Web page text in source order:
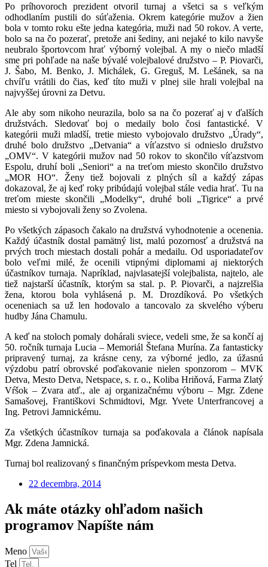
Po príhovoroch prezident otvoril turnaj a všetci sa s veľkým
odhodlaním pustili do súťaženia. Okrem kategórie mužov a žien
bola v tomto roku ešte jedna kategória, muži nad 50 rokov. A verte,
bolo sa na čo pozerať, pretože ani šediny, ani nejaké to kilo navyše
neubralo športovcom hrať výborný volejbal. A my o niečo mladší
sme pri pohľade na naše bývalé volejbalové družstvo – P. Piovarči,
J. Šabo, M. Benko, J. Michálek, G. Greguš, M. Lešánek, sa na
chvíľu vrátili do čias, keď títo muži v plnej sile hrali volejbal na
najvyššej úrovni za Detvu.
Ale aby som nikoho neurazila, bolo sa na čo pozerať aj v ďalších
družstvách. Sledovať boj o medaily bolo čosi fantastické. V
kategórii muži mladší, tretie miesto vybojovalo družstvo „Úrady“,
druhé bolo družstvo „Detvania“ a víťazstvo si odnieslo družstvo
„OMV“. V kategórii mužov nad 50 rokov to skončilo víťazstvom
Espolu, druhí boli „Seniori“ a na treťom miesto skončilo družstvo
„MOR HO“. Ženy tiež bojovali z plných síl a každý zápas
dokazoval, že aj keď roky pribúdajú volejbal stále vedia hrať. Tu na
treťom mieste skončili „Modelky“, druhé boli „Tigrice“ a prvé
miesto si vybojovali ženy so Zvolena.
Po všetkých zápasoch čakalo na družstvá vyhodnotenie a ocenenia.
Každý účastník dostal pamätný list, malú pozornosť a družstvá na
prvých troch miestach dostali pohár a medailu. Od usporiadateľov
bolo veľmi milé, že ocenili vtipnými diplomami aj niektorých
účastníkov turnaja. Napríklad, najvlasatejší volejbalista, najtelo, ale
tiež najstarší účastník, ktorým sa stal. p. P. Piovarči, a najzrelšia
žena, ktorou bola vyhlásená p. M. Drozdíková. Po všetkých
oceneniach sa už len hodovalo a tancovalo za skvelého výberu
hudby Jána Chamulu.
A keď na stoloch pomaly dohárali sviece, vedeli sme, že sa končí aj
50. ročník turnaja Lucia – Memoriál Štefana Murína. Za fantasticky
pripravený turnaj, za krásne ceny, za výborné jedlo, za úžasnú
výzdobu patrí obrovské poďakovanie nielen sponzorom – MVK
Detva, Mesto Detva, Netspace, s. r. o., Koliba Hriňová, Farma Zlatý
Vŕšok – Zvara atď., ale aj organizačnému výboru – Mgr. Zdene
Samašovej, Františkovi Schmidtovi, Mgr. Yvete Unterfrancovej a
Ing. Petrovi Jamnickému.
Za všetkých účastníkov turnaja sa poďakovala a článok napísala
Mgr. Zdena Jamnická.
Turnaj bol realizovaný s finančným príspevkom mesta Detva.
22 decembra, 2014
Ak máte otázky ohľadom našich
programov Napíšte nám
Meno
Tel